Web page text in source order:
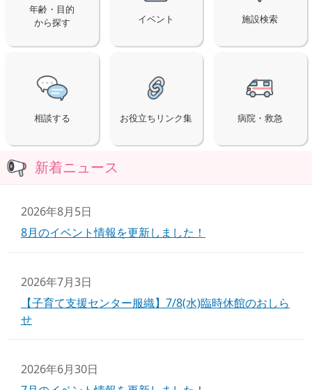
年齢・目的
から探す
イベント 施設検索
相談する お役立ちリンク集 病院・救急
新着ニュース
2026年8月5日
8月のイベント情報を更新しました！
2026年7月3日
【子育て支援センター服織】7/8(水)臨時休館のおしら
せ
2026年6月30日